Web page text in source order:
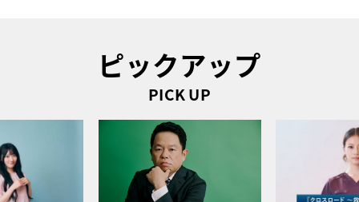
ピックアップ
PICK UP